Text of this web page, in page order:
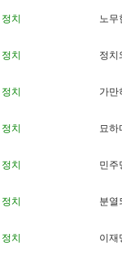
정치 노무
정치 정치
정치 가만
정치 묘하
정치 민주
정치 분열
정치 이 재